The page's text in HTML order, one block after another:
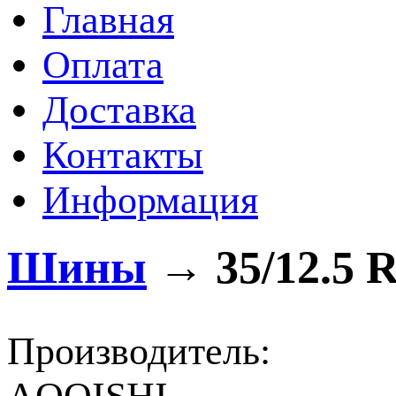
Главная
Оплата
Доставка
Контакты
Информация
Шины → 35/12.5
Производитель: